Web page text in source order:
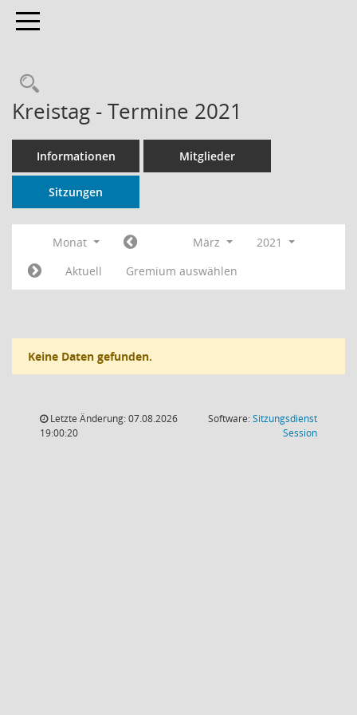
Toggle navigation
Rechercheauswahl
Kreistag - Termine 2021
Informationen Mitglieder
Sitzungen
Monat März
2021
Aktuell
Gremium auswählen
Keine Daten gefunden.
Letzte Änderung: 07.08.2026
19:00:20
Software:Sitzungsdienst
Session(Wird in